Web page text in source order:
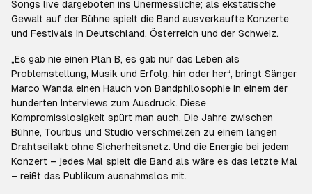
Songs live dargeboten ins Unermessliche; als ekstatische
Gewalt auf der Bühne spielt die Band ausverkaufte Konzerte
und Festivals in Deutschland, Österreich und der Schweiz.
„Es gab nie einen Plan B, es gab nur das Leben als
Problemstellung, Musik und Erfolg, hin oder her“, bringt Sänger
Marco Wanda einen Hauch von Bandphilosophie in einem der
hunderten Interviews zum Ausdruck. Diese
Kompromisslosigkeit spürt man auch. Die Jahre zwischen
Bühne, Tourbus und Studio verschmelzen zu einem langen
Drahtseilakt ohne Sicherheitsnetz. Und die Energie bei jedem
Konzert – jedes Mal spielt die Band als wäre es das letzte Mal
– reißt das Publikum ausnahmslos mit.